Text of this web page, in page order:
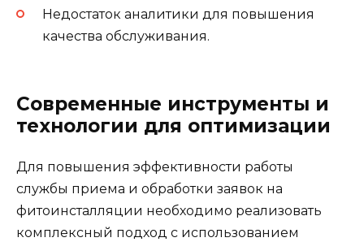
Недостаток аналитики для повышения
качества обслуживания.
Современные инструменты и
технологии для оптимизации
Для повышения эффективности работы
службы приема и обработки заявок на
фитоинсталляции необходимо реализовать
комплексный подход с использованием